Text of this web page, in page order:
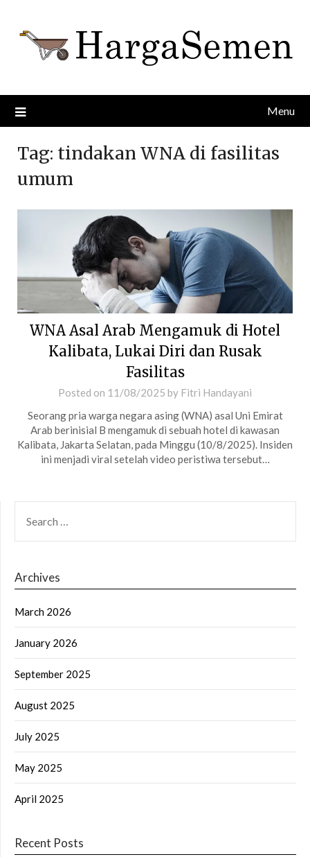
content
Menu
Tag: tindakan WNA di fasilitas
umum
WNA Asal Arab Mengamuk di Hotel
Kalibata, Lukai Diri dan Rusak
Fasilitas
Posted on 11/08/2025 by Fitri Handayani
Seorang pria warga negara asing (WNA) asal Uni Emirat
Arab berinisial B mengamuk di sebuah hotel di kawasan
Kalibata, Jakarta Selatan, pada Minggu (10/8/2025). Insiden
ini menjadi viral setelah video peristiwa tersebut…
FOR:
Archives
March 2026
January 2026
September 2025
August 2025
July 2025
May 2025
April 2025
Recent Posts